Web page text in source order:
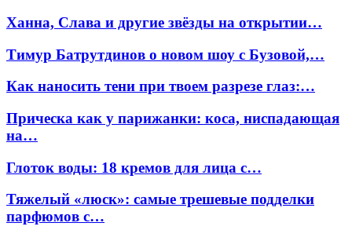
Ханна, Слава и другие звёзды на открытии…
Тимур Батрутдинов о новом шоу с Бузовой,…
Как наносить тени при твоем разрезе глаз:…
Прическа как у парижанки: коса, ниспадающая
на…
Глоток воды: 18 кремов для лица с…
Тяжелый «люск»: самые трешевые подделки
парфюмов с…